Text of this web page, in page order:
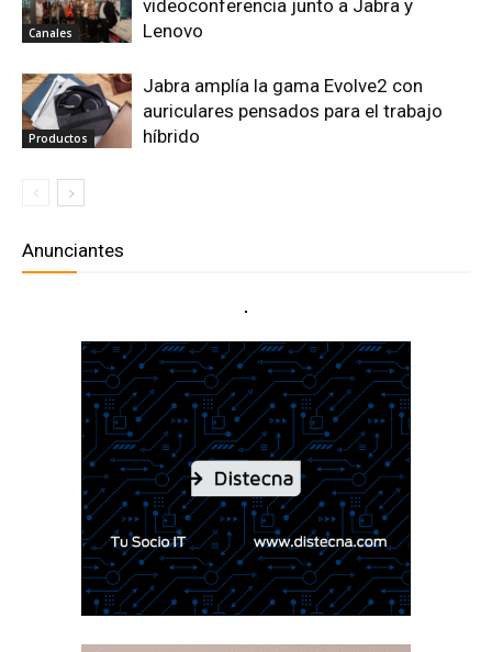
Canales
videoconferencia junto a Jabra y
Lenovo
Productos
Jabra amplía la gama Evolve2 con
auriculares pensados para el trabajo
híbrido
Anunciantes